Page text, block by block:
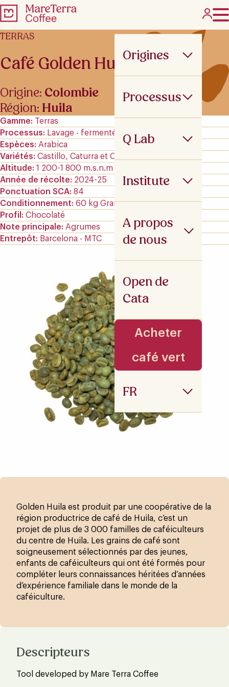
Origines
Processus
Q Lab
Institute
A propos
de nous
Open de
Cata
Acheter
café vert
FR
TERRAS
Café Golden Huila
Origine: Colombie
Région: Huila
Gamme
Terras
Processus
Lavage - fermenté
Espèces
Arabica
Variétés Castillo, Caturra et Colombia
Altitude 1 200-1 800 m.s.n.m
Année de récolte
2024-25
Ponctuation SCA 84
Conditionnement 60 kg GrainPro
Profil
Chocolaté
Note principale
Agrumes
Entrepôt
Barcelona - MTC
Golden Huila est produit par une coopérative de la
région productrice de café de Huila, c’est un
projet de plus de 3 000 familles de caféiculteurs
du centre de Huila. Les grains de café sont
soigneusement sélectionnés par des jeunes,
enfants de caféiculteurs qui ont été formés pour
compléter leurs connaissances héritées d’années
d’expérience familiale dans le monde de la
caféiculture.
Descripteurs
Tool developed by Mare Terra Coffee